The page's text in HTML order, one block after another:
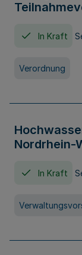
In Kraft
Verordnung
Nordrhein-
In Kraft